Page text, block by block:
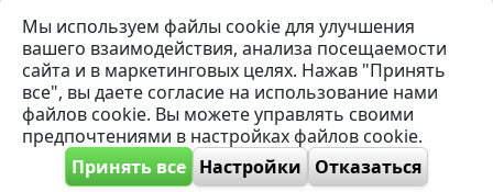
(Офис: 5 этаж | Осмотр авто: 5 этаж)
Посмотреть на карте
© 2020 — 2026 VION.BY — Продажа, выкуп и обмен | УНП
192961100 |Эвакуатор Минск
Мы используем файлы cookie для улучшения
вашего взаимодействия, анализа посещаемости
сайта и в маркетинговых целях. Нажав "Принять
все", вы даете согласие на использование нами
файлов cookie. Вы можете управлять своими
предпочтениями в настройках файлов cookie.
Принять все Настройки Отказаться